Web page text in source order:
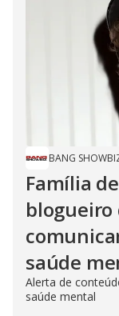
BANG
Família
blogueiro
saúde
Alerta de
saúde mental